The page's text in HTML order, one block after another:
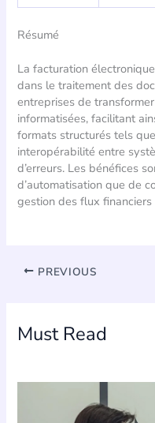
Résumé
La facturation
dans le traitement des
entreprises de
informatisées, facilitant
formats structurés tels
interopérabilité entre
d’erreurs. Les bénéfices
d’automatisation que de
gestion des flux
PREVIOUS
Must Read